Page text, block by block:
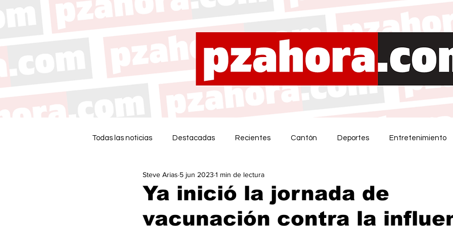
Todas las noticias Destacadas Recientes Cantón Deportes Entretenimiento
Ya inició la jornada de
vacunación contra la
Steve Arias 5 jun 2023 1 min de lectura